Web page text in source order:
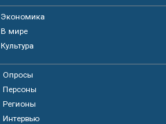
Экономика
В мире
Культура
Опросы
Персоны
Регионы
Интервью